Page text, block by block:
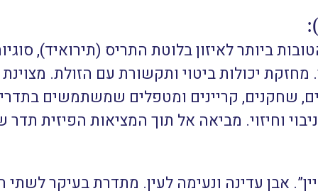
ביותר לאיזון בלוטת התריס (תירואיד),
מחזקת יכולות ביטוי ותקשורת עם הזולת.
שחקנים, קריינים ומטפלים שמשתמשים
וחיזוי. מביאה אל תוך המציאות הפיזית
אבן עדינה ונעימה לעין. מתדרת בעיקר